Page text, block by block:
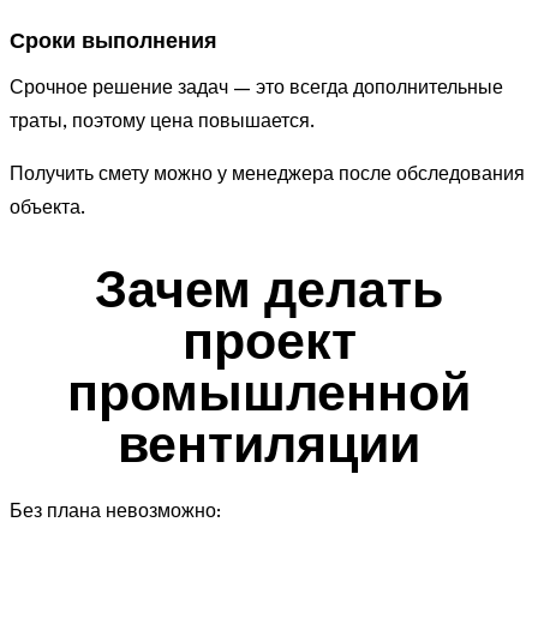
Сроки выполнения
Срочное решение задач — это всегда дополнительные
траты, поэтому цена повышается.
Получить смету можно у менеджера после обследования
объекта.
Зачем делать
проект
промышленной
вентиляции
Без плана невозможно: